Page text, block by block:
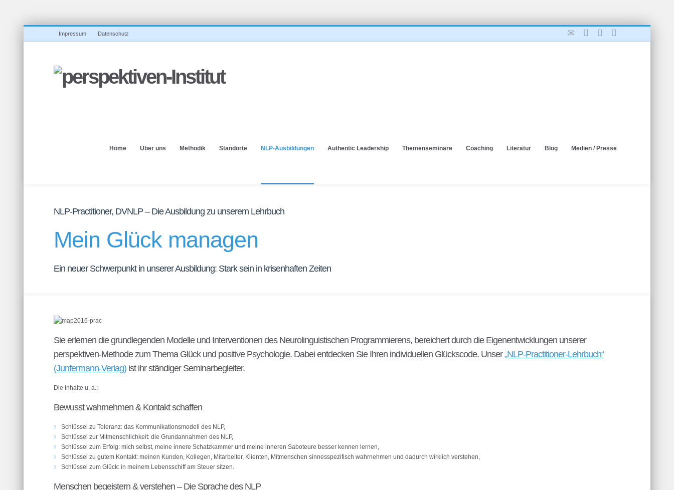
Impressum Datenschutz
Home Über uns Methodik Standorte NLP-Ausbildungen Authentic Leadership Themenseminare Coaching Literatur Blog Medien / Presse
NLP-Practitioner, DVNLP – Die Ausbildung zu unserem Lehrbuch
Mein Glück managen
Ein neuer Schwerpunkt in unserer Ausbildung: Stark sein in krisenhaften Zeiten
Sie erlernen die grundlegenden Modelle und Interventionen des Neurolinguistischen Programmierens, bereichert durch die Eigenentwicklungen unserer
perspektiven-Methode zum Thema Glück und positive Psychologie. Dabei entdecken Sie Ihren individuellen Glückscode. Unser„NLP-Practitioner-Lehrbuch“
(Junfermann-Verlag) ist ihr ständiger Seminarbegleiter.
Die Inhalte u. a.:
Bewusst wahrnehmen & Kontakt schaffen
Schlüssel zu Toleranz: das Kommunikationsmodell des NLP,
Schlüssel zur Mitmenschlichkeit: die Grundannahmen des NLP,
Schlüssel zum Erfolg: mich selbst, meine innere Schatzkammer und meine inneren Saboteure besser kennen lernen,
Schlüssel zu gutem Kontakt: meinen Kunden, Kollegen, Mitarbeiter, Klienten, Mitmenschen sinnesspezifisch wahrnehmen und dadurch wirklich verstehen,
Schlüssel zum Glück: in meinem Lebensschiff am Steuer sitzen.
Menschen begeistern & verstehen – Die Sprache des NLP